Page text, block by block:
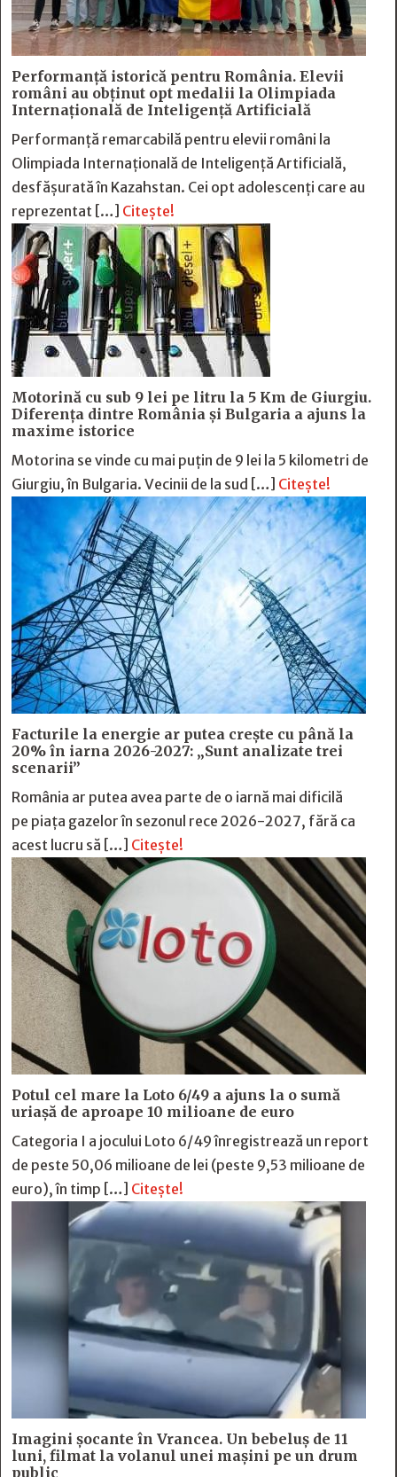
Performanță istorică pentru România. Elevii
români au obținut opt medalii la Olimpiada
Internațională de Inteligență Artificială
Performanță remarcabilă pentru elevii români la
Olimpiada Internațională de Inteligență Artificială,
desfășurată în Kazahstan. Cei opt adolescenți care au
reprezentat […] Citește!
Motorină cu sub 9 lei pe litru la 5 Km de Giurgiu.
Diferența dintre România și Bulgaria a ajuns la
maxime istorice
Motorina se vinde cu mai puțin de 9 lei la 5 kilometri de
Giurgiu, în Bulgaria. Vecinii de la sud […] Citește!
Facturile la energie ar putea crește cu până la
20% în iarna 2026-2027: „Sunt analizate trei
scenarii”
România ar putea avea parte de o iarnă mai dificilă
pe piața gazelor în sezonul rece 2026-2027, fără ca
acest lucru să […] Citește!
Potul cel mare la Loto 6/49 a ajuns la o sumă
uriașă de aproape 10 milioane de euro
Categoria I a jocului Loto 6/49 înregistrează un report
de peste 50,06 milioane de lei (peste 9,53 milioane de
euro), în timp […] Citește!
Imagini șocante în Vrancea. Un bebeluș de 11
luni, filmat la volanul unei mașini pe un drum
public